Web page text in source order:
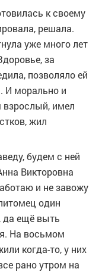
к своему
решала.
уже много лет
за
позволяло ей
И морально и
имел
жил
будем с ней
Викторовна
и не завожу
один
да ещё выть
На восьмом
когда-то, у них
рано утром на